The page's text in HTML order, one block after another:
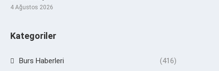
4 Ağustos 2026
Kategoriler
Burs Haberleri (416)